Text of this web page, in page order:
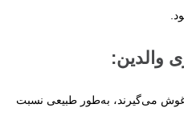
والدین:
آغوش می‌گیرند، به‌طور طبیعی نسبت